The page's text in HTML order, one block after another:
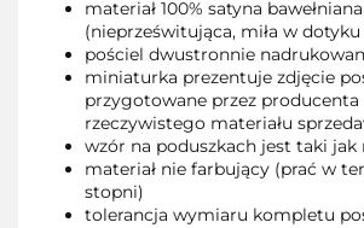
materiał 100% satyna bawełniana
(nieprześwitująca, miła w
pościel dwustronnie
miniaturka prezentuje zdjęcie
przygotowane przez producenta
rzeczywistego materiału
wzór na poduszkach jest taki jak
materiał nie farbujący (prać w
stopni)
tolerancja wymiaru kompletu